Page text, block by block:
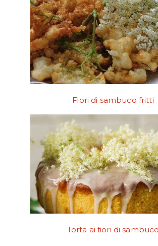
Fiori di sambuco fritti
Torta ai fiori di sambuco